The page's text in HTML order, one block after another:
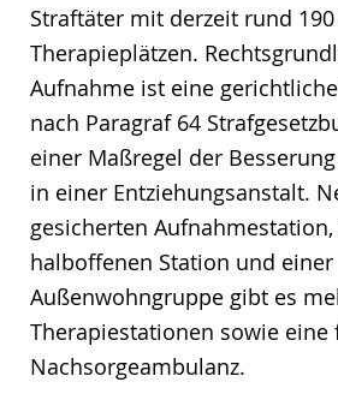
Straftäter mit derzeit rund
Therapieplätzen.
Aufnahme ist eine
nach Paragraf 64
einer Maßregel der
in einer Entziehungsanstalt.
gesicherten
halboffenen Station und einer
Außenwohngruppe gibt es
Therapiestationen sowie eine
Nachsorgeambulanz.